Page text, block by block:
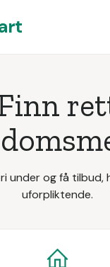
under og få tilbud,
uforpliktende.